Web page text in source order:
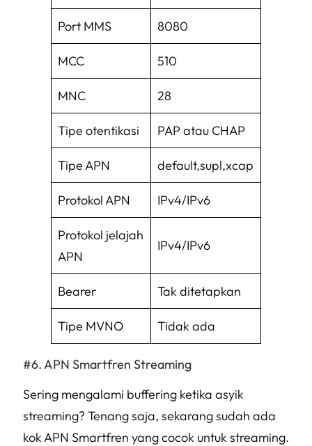
Port MMS 8080
MCC 510
MNC 28
Tipe otentikasi PAP atau CHAP
Tipe APN default,supl,xcap
Protokol APN IPv4/IPv6
Protokol jelajah
APN
IPv4/IPv6
Bearer Tak ditetapkan
Tipe MVNO Tidak ada
APN Smartfren Streaming
Sering mengalami buffering ketika asyik
streaming? Tenang saja, sekarang sudah ada
kok APN Smartfren yang cocok untuk streaming.